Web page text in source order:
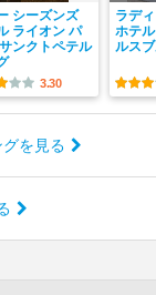
シーズンズ
ライオン パ
ンクトペテル
3.30
ラデ
ホテ
ルス
を見る